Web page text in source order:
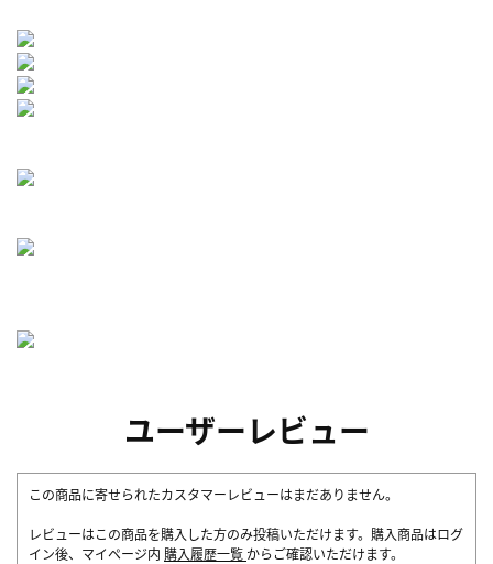
ユーザーレビュー
この商品に寄せられたカスタマーレビューはまだありません。
レビューはこの商品を購入した方のみ投稿いただけます。購入商品はログ
イン後、マイページ内 購入履歴一覧 からご確認いただけます。